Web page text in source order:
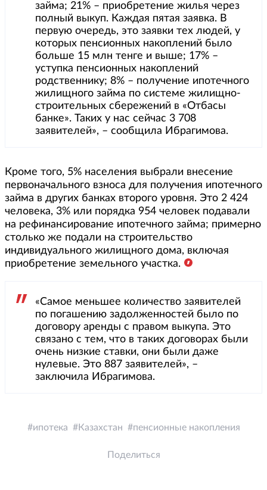
займа; 21% – приобретение жилья через
полный выкуп. Каждая пятая заявка. В
первую очередь, это заявки тех людей, у
которых пенсионных накоплений было
больше 15 млн тенге и выше; 17% –
уступка пенсионных накоплений
родственнику; 8% – получение ипотечного
жилищного займа по системе жилищно-
строительных сбережений в «Отбасы
банке». Таких у нас сейчас 3 708
заявителей», – сообщила Ибрагимова.
Кроме того, 5% населения выбрали внесение
первоначального взноса для получения ипотечного
займа в других банках второго уровня. Это 2 424
человека, 3% или порядка 954 человек подавали
на рефинансирование ипотечного займа; примерно
столько же подали на строительство
индивидуального жилищного дома, включая
приобретение земельного участка.
«Самое меньшее количество заявителей
по погашению задолженностей было по
договору аренды с правом выкупа. Это
связано с тем, что в таких договорах были
очень низкие ставки, они были даже
нулевые. Это 887 заявителей», –
заключила Ибрагимова.
ипотека Казахстан пенсионные накопления
Поделиться